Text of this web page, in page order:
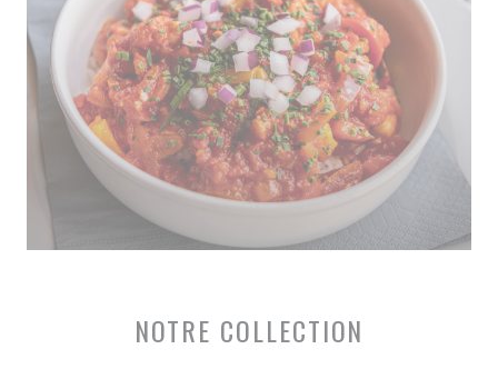
NOTRE COLLECTION